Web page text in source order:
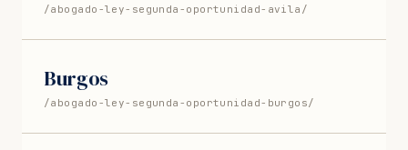
/abogado-ley-segunda-oportunidad-avila/
Burgos
/abogado-ley-segunda-oportunidad-burgos/